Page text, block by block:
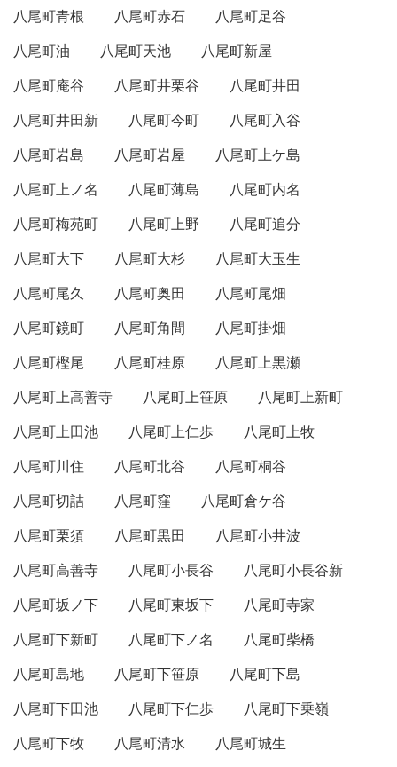
八尾町青根 八尾町赤石
八尾町足谷
八尾町油
八尾町天池
八尾町新屋
八尾町庵谷
八尾町井栗谷
八尾町井田
八尾町井田新
八尾町今町
八尾町入谷
八尾町岩島
八尾町岩屋
八尾町上ケ島
八尾町上ノ名
八尾町薄島
八尾町内名
八尾町梅苑町
八尾町上野
八尾町追分
八尾町大下
八尾町大杉
八尾町大玉生
八尾町尾久
八尾町奥田
八尾町尾畑
八尾町鏡町
八尾町角間
八尾町掛畑
八尾町樫尾
八尾町桂原
八尾町上黒瀬
八尾町上高善寺
八尾町上笹原
八尾町上新町
八尾町上田池
八尾町上仁歩
八尾町上牧
八尾町川住
八尾町北谷
八尾町桐谷
八尾町切詰
八尾町窪
八尾町倉ケ谷
八尾町栗須
八尾町黒田
八尾町小井波
八尾町高善寺
八尾町小長谷
八尾町小長谷新
八尾町坂ノ下
八尾町東坂下
八尾町寺家
八尾町下新町
八尾町下ノ名
八尾町柴橋
八尾町島地
八尾町下笹原
八尾町下島
八尾町下田池
八尾町下仁歩
八尾町下乗嶺
八尾町下牧
八尾町清水
八尾町城生